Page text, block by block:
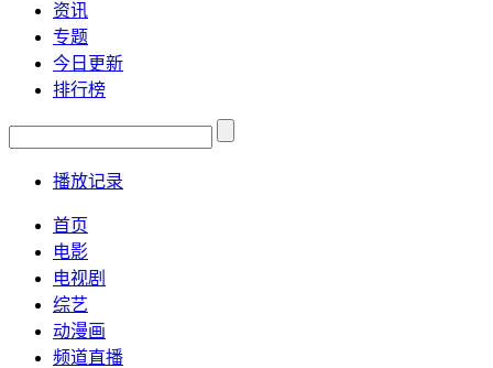
资讯
专题
今日更新
排行榜
播放记录
首页
电影
电视剧
综艺
动漫画
频道直播